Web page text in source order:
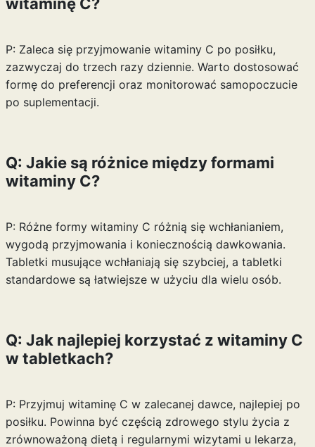
P: Zaleca się przyjmowanie witaminy C po posiłku,
zazwyczaj do trzech razy dziennie. Warto dostosować
formę do preferencji oraz monitorować samopoczucie
po suplementacji.
Q: Jakie są różnice między formami
witaminy C?
P: Różne formy witaminy C różnią się wchłanianiem,
wygodą przyjmowania i koniecznością dawkowania.
Tabletki musujące wchłaniają się szybciej, a tabletki
standardowe są łatwiejsze w użyciu dla wielu osób.
Q: Jak najlepiej korzystać z witaminy C
w tabletkach?
P: Przyjmuj witaminę C w zalecanej dawce, najlepiej po
posiłku. Powinna być częścią zdrowego stylu życia z
zrównoważoną dietą i regularnymi wizytami u lekarza,